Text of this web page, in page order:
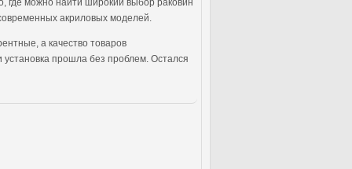
акриловых моделей.
а качество товаров
прошла без проблем. Остался